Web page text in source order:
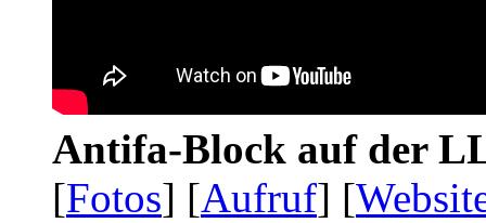
Antifa-Block auf der
[Fotos] [Aufruf] [